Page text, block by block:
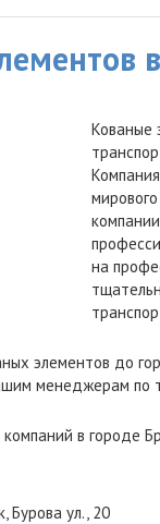
Кованые
на
элементов до
менеджерам
в городе
,Бурова ул., 20